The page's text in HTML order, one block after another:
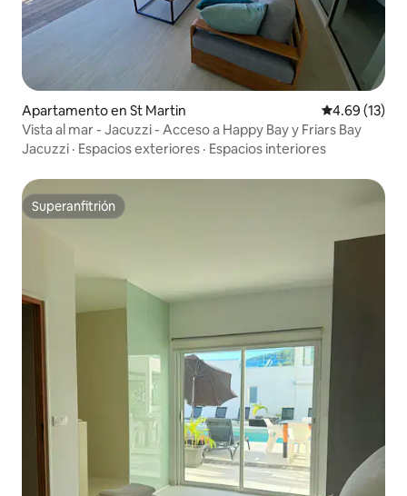
Apartamento en St Martin Calificación
4.69 (13)
Vista al mar - Jacuzzi - Acceso a Happy Bay y Friars Bay
Jacuzzi · Espacios exteriores · Espacios interiores
Superanfitrión
Superanfitrión